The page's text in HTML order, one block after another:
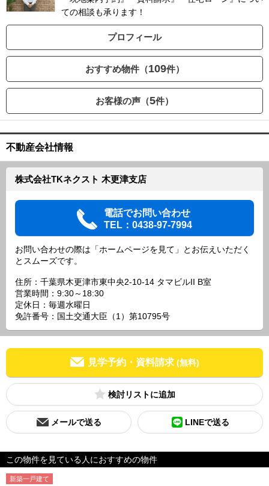
ての相談も承ります！
プロフィール
おすすめ物件（109件）
お客様の声（5件）
不動産会社情報
株式会社TKネクスト 木更津支店
電話でお問い合わせ
TEL：0438-97-7994
お問い合わせの際は「ホームページを見て」とお伝えいただく
とスムーズです。
住所：千葉県木更津市東中央2-10-14 タマビルII B室
営業時間：9:30～18:30
定休日：毎週水曜日
免許番号：国土交通大臣（1）第10795号
見学予約・資料請求 (無料)
検討リスト
メールで送る LINEで送る
この物件を見ている人におすすめの物件
新築一戸建て